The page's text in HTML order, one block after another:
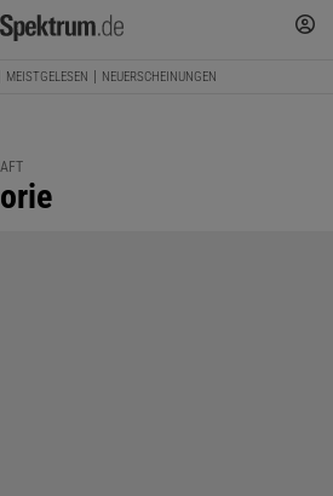
MEISTGELESEN NEUERSCHEINUNGEN